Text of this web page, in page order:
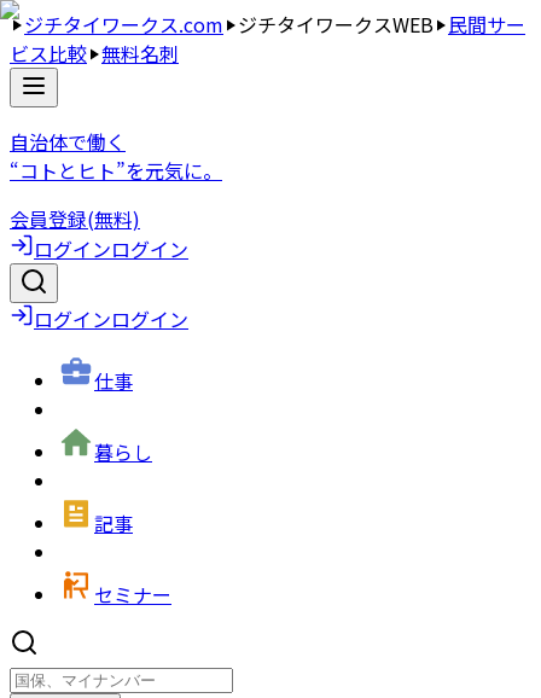
ジチタイワークス.com ジチタイワークスWEB 民間サー
ビス比較 無料名刺
自治体で働く
“コトとヒト”を元気に。
会員登録(無料)
ログインログイン
ログインログイン
仕事
暮らし
記事
セミナー